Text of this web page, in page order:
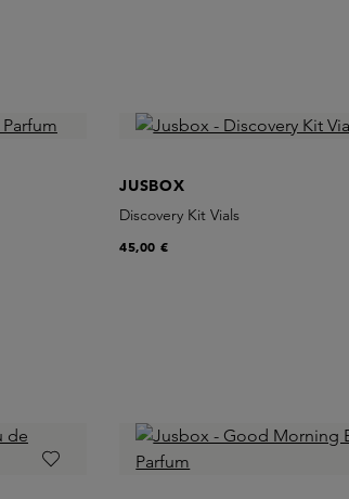
JUSBOX
Discovery Kit Vials
45,00 €